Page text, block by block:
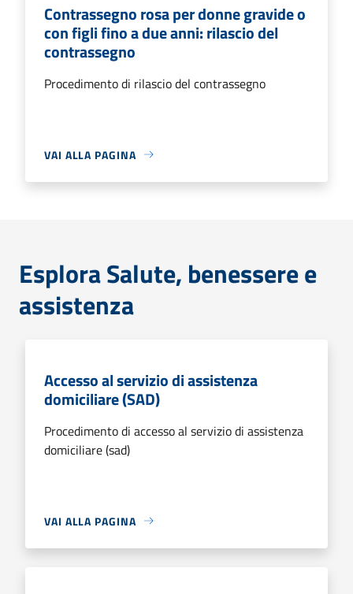
Contrassegno rosa per donne gravide o
con figli fino a due anni: rilascio del
contrassegno
Procedimento di rilascio del contrassegno
VAI ALLA PAGINA
Esplora Salute, benessere e
assistenza
Accesso al servizio di assistenza
domiciliare (SAD)
Procedimento di accesso al servizio di assistenza
domiciliare (sad)
VAI ALLA PAGINA